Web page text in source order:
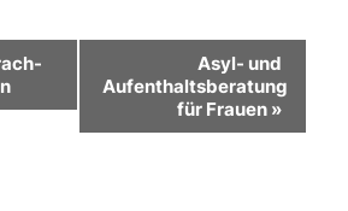
Asyl- und
Aufenthaltsberatung
für Frauen »